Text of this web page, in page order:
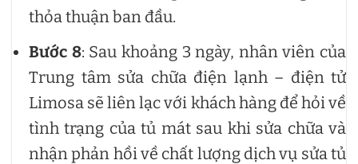
thỏa thuận ban đầu.
Bước 8: Sau khoảng 3 ngày, nhân viên của
Trung tâm sửa chữa điện lạnh – điện tử
Limosa sẽ liên lạc với khách hàng để hỏi về
tình trạng của tủ mát sau khi sửa chữa và
nhận phản hồi về chất lượng dịch vụ sửa tủ